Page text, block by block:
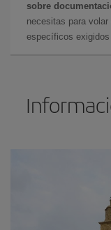
sobre
necesitas para
específicos